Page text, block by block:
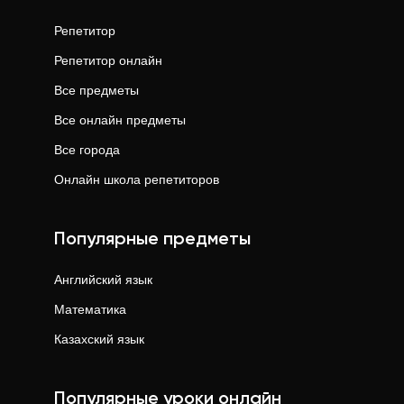
Репетитор
Репетитор онлайн
Все предметы
Все онлайн предметы
Все города
Онлайн школа репетиторов
Популярные предметы
Английский язык
Математика
Казахский язык
Популярные уроки онлайн